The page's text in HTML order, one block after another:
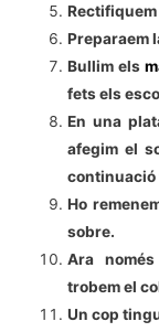
Preparaem
Bullim els
fets els
En una
afegim el
continuació
Ho
sobre.
Ara
trobem el
Un cop